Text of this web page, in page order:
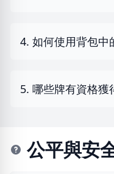
4. 如何使用背包中
5. 哪些牌有資格獲
公平與安